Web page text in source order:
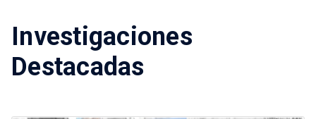
Investigaciones
Destacadas